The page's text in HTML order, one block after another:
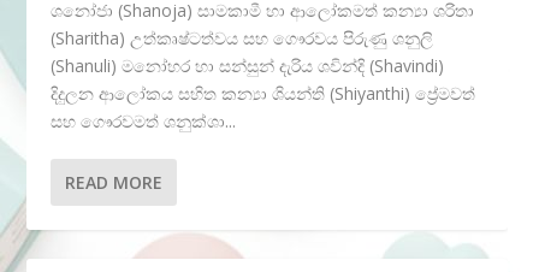
ශනෝජා (Shanoja) සාමකාමී හා ආලෝකමත් කන්‍යා ශරිතා
(Sharitha) උත්කෘෂ්ටත්වය සහ ගෞරවය පිරුණු ශනුලි
(Shanuli) මනෝහර හා සන්සුන් දැරිය ශවින්දි (Shavindi)
දිදුලන ආලෝකය සහිත කන්‍යා ශියන්ති (Shiyanthi) ප්‍රේමවත්
සහ ගෞරවමත් ශනුක්ශා...
READ MORE